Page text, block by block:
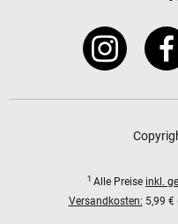
1 Alle Preise inkl.
Versandkosten: 5,99 €